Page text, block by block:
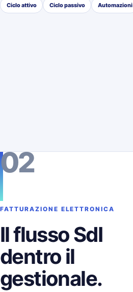
Ciclo attivo Ciclo passivo Automazioni
02
FATTURAZIONE ELETTRONICA
Il flusso SdI
dentro il
gestionale.